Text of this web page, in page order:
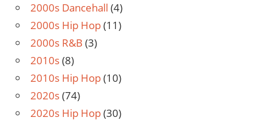
2000s Dancehall (4)
2000s Hip Hop(11)
2000s R&B (3)
2010s(8)
2010s Hip Hop(10)
2020s(74)
2020s Hip Hop(30)